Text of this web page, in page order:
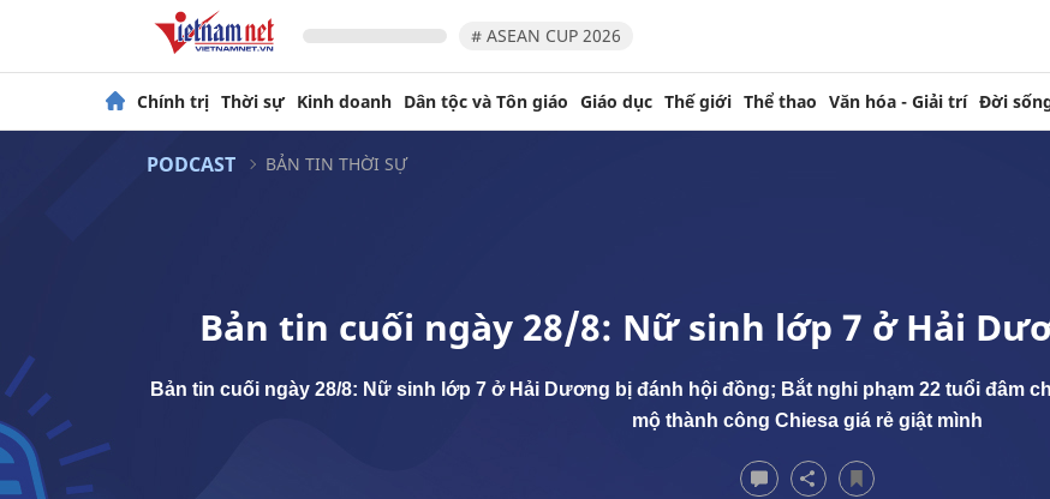
# ASEAN CUP 2026
Chính trị Thời sự Kinh doanh Dân tộc và Tôn giáo Giáo dục Thế giới Thể thao Văn hóa - Giải trí Đời
PODCAST BẢN TIN THỜI SỰ
Bản tin cuối ngày 28/8: Nữ sinh lớp 7 ở Hải
Bản tin cuối ngày 28/8: Nữ sinh lớp 7 ở Hải Dương bị đánh hội đồng; Bắt nghi phạm 22 tuổi đâm
mộ thành công Chiesa giá rẻ giật mình